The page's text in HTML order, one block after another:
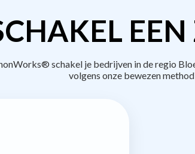
schakel je bedrijven in de regio
volgens onze bewezen